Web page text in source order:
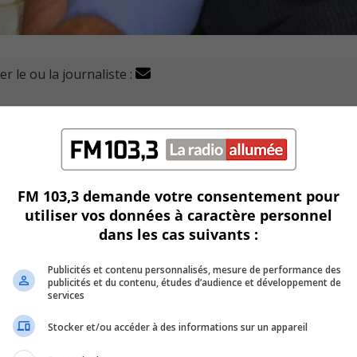
le ou la journaliste :
à Sainte-Julie le mercredi 18 août.
du Centre communautaire situé sur au 550 boulevard
le nombre de 100 donneurs.
chaque jour pour constituer une réserve optimale.
avant de se présenter à la collecte.
le droit de donner leur sang sans délai si elles se
FM 103,3 demande votre consentement pour
utiliser vos données à caractère personnel
dans les cas suivants :
Publicités et contenu personnalisés, mesure de performance des
publicités et du contenu, études d’audience et développement de
services
Stocker et/ou accéder à des informations sur un appareil